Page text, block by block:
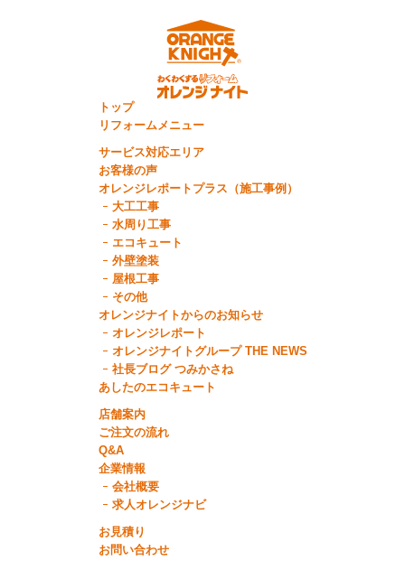
トップ
リフォームメニュー
サービス対応エリア
お客様の声
オレンジレポートプラス（施工事例）
大工工事
水周り工事
エコキュート
外壁塗装
屋根工事
その他
オレンジナイトからのお知らせ
オレンジレポート
オレンジナイトグループ THE NEWS
社長ブログ つみかさね
あしたのエコキュート
店舗案内
ご注文の流れ
Q&A
企業情報
会社概要
求人オレンジナビ
お見積り
お問い合わせ